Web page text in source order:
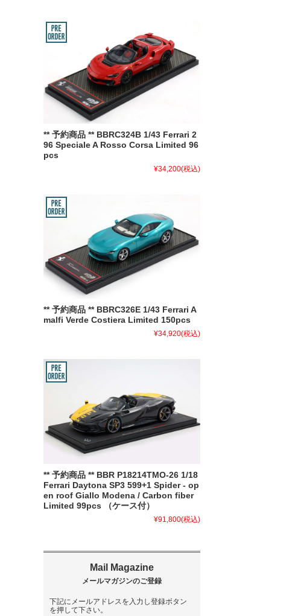
** 予約商品 ** BBRC324B 1/43 Ferrari 2
96 Speciale A Rosso Corsa Limited 96
pcs
¥34,200(税込)
** 予約商品 ** BBRC326E 1/43 Ferrari A
malfi Verde Costiera Limited 150pcs
¥34,920(税込)
** 予約商品 ** BBR P18214TMO-26 1/18
Ferrari Daytona SP3 599+1 Spider - op
en roof Giallo Modena / Carbon fiber
Limited 99pcs （ケース付）
¥91,800(税込)
下記にメールアドレスを入力し登録ボタン
を押して下さい。